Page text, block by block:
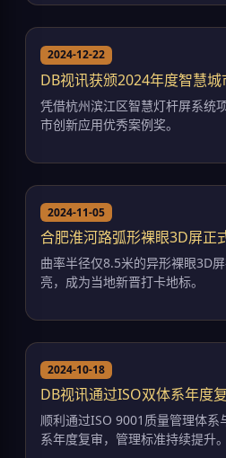
2024-12-22
DB视讯获颁2024年度智慧
凭借杭州滨江区智慧灯杆屏系统
市创新应用优秀案例奖。
2024-11-05
合肥淮河路弧形裸眼3D屏正
曲率半径仅8.5米的异形裸眼3D
亮，成为当地新晋打卡地标。
2024-10-18
DB视讯通过ISO双体系年度
顺利通过ISO 9001质量管理体系
系年度复审，管理标准持续提升。